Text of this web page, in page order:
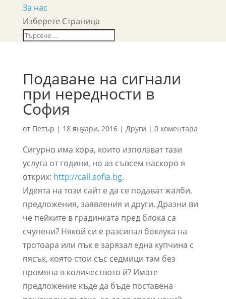
За нас
Изберете Страница
Подаване на сигнали
при нередности в
София
от Петър | 18 януари, 2016| Други | 0 коментара
Сигурно има хора, които използват тази
услуга от години, но аз съвсем наскоро я
открих: http://call.sofia.bg.
Идеята на този сайт е да се подават жалби,
предложения, заявления и други. Дразни ви
че пейките в градинката пред блока са
счупени? Някой си е разсипал боклука на
тротоара или пък е зарязал една купчина с
пясък, която стои със седмици там без
промяна в количеството й? Имате
предложение къде да бъде поставена